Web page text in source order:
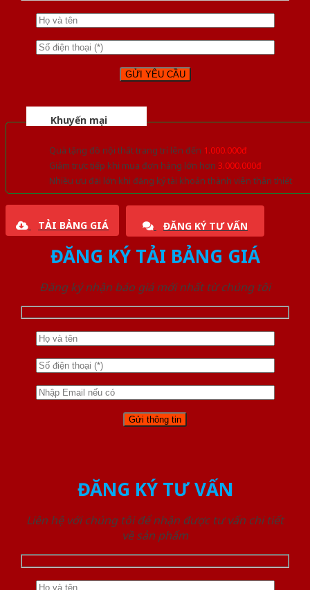
Khuyến mại
Quà tặng đồ nội thất trang trí lên đến 1.000.000đ
Giảm trực tiếp khi mua đơn hàng lớn hơn 3.000.000đ
Nhiều ưu đãi lớn khi đăng ký tài khoản thành viên thân thiết
TẢI BẢNG GIÁ ĐĂNG KÝ TƯ VẤN
ĐĂNG KÝ TẢI BẢNG GIÁ
Đăng ký nhận báo giá mới nhất từ chúng tôi
ĐĂNG KÝ TƯ VẤN
Liên hệ với chúng tôi để nhận được tư vấn chi tiết
về sản phẩm